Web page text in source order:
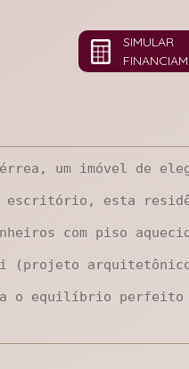
SIMULAR
um imóvel de
esta
com piso
(projeto
o equilíbrio